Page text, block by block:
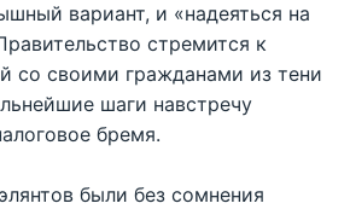
вариант, и «надеяться на
стремится к
со своими гражданами из тени
шаги навстречу
бремя.
были без сомнения